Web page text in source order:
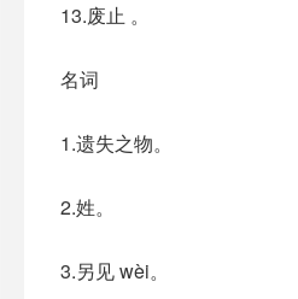
13.废止 。
名词
1.遗失之物。
2.姓。
3.另见 wèi。